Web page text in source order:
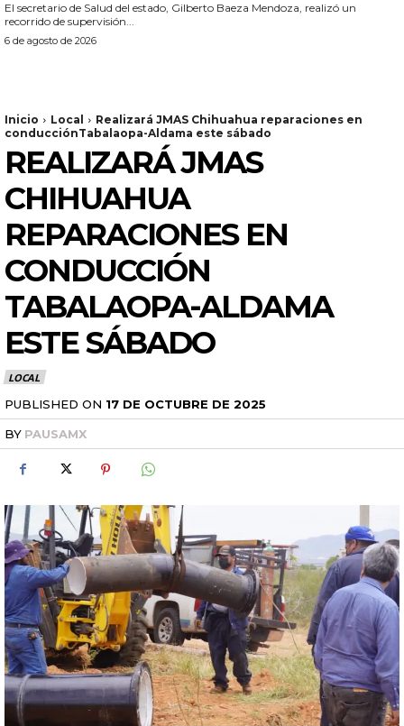
El secretario de Salud del estado, Gilberto Baeza Mendoza, realizó un
recorrido de supervisión...
6 de agosto de 2026